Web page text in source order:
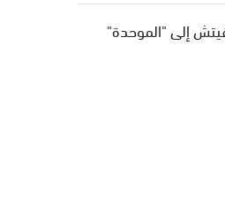
إلى "الموحدة"